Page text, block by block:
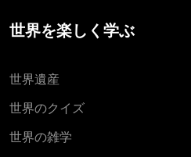
世界を楽しく学ぶ
世界遺産
世界のクイズ
世界の雑学